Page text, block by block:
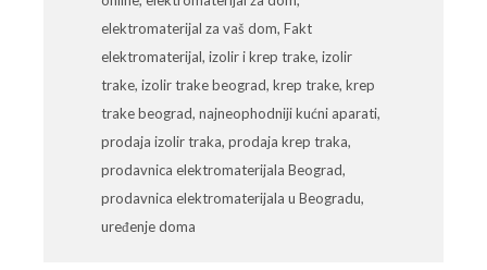
elektromaterijal za vaš dom, Fakt
elektromaterijal, izolir i krep trake, izolir
trake, izolir trake beograd, krep trake, krep
trake beograd, najneophodniji kućni aparati,
prodaja izolir traka, prodaja krep traka,
prodavnica elektromaterijala Beograd,
prodavnica elektromaterijala u Beogradu,
uređenje doma